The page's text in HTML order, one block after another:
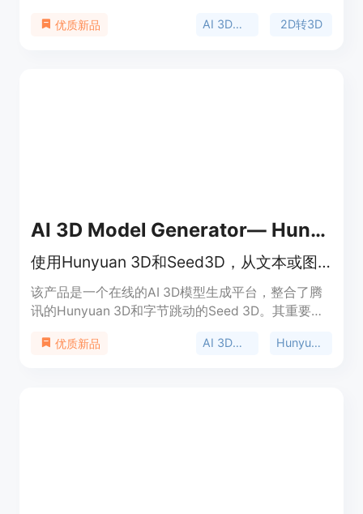
量3D模型。与传统3D建模软件不同，它无需专业经
优质新品 AI 3D生成器 2D转3D
AI 3D Model Generator— Hunyuan 3D &amp; Seed 3D
使用Hunyuan 3D和Seed3D，从文本或图像生成AI 3D模型，免费在线生成。
该产品是一个在线的AI 3D模型生成平台，整合了腾
讯的Hunyuan 3D和字节跳动的Seed 3D。其重要性
的用户也能轻松生成3D模型。主要优点包括生成速
优质新品 AI 3D模型生成 Hunyuan 3D